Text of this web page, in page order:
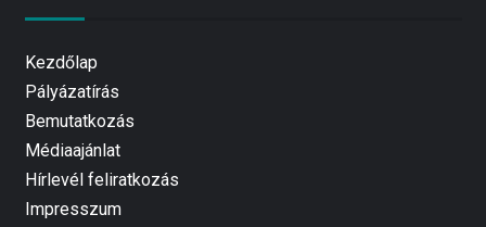
Kezdőlap
Pályázatírás
Bemutatkozás
Médiaajánlat
Hírlevél feliratkozás
Impresszum